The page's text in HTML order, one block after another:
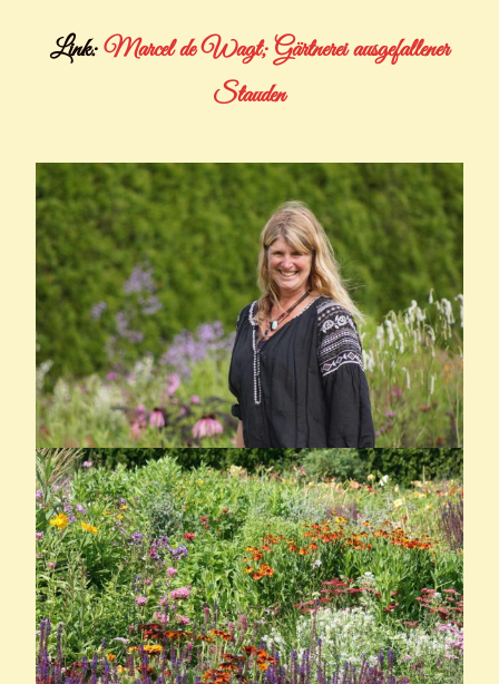
Link: Marcel de Wagt; Gärtnerei ausgefallener
Stauden